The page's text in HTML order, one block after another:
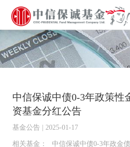
中信保诚中债0-3年政策性
资基金分红公告
基金公告 | 2025-01-17
相关基金：